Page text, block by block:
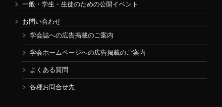
一般・学生・生徒のための公開イベント
お問い合わせ
学会誌への広告掲載のご案内
学会ホームページへの広告掲載のご案内
よくある質問
各種お問合せ先